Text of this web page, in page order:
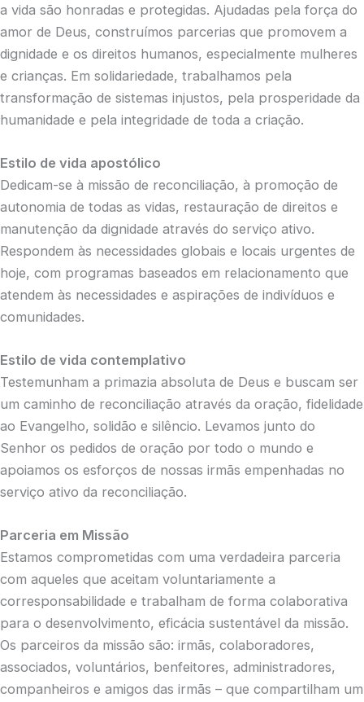
a vida são honradas e protegidas. Ajudadas pela força do
amor de Deus, construímos parcerias que promovem a
dignidade e os direitos humanos, especialmente mulheres
e crianças. Em solidariedade, trabalhamos pela
transformação de sistemas injustos, pela prosperidade da
humanidade e pela integridade de toda a criação.
Estilo de vida apostólico
Dedicam-se à missão de reconciliação, à promoção de
autonomia de todas as vidas, restauração de direitos e
manutenção da dignidade através do serviço ativo.
Respondem às necessidades globais e locais urgentes de
hoje, com programas baseados em relacionamento que
atendem às necessidades e aspirações de indivíduos e
comunidades.
Estilo de vida contemplativo
Testemunham a primazia absoluta de Deus e buscam ser
um caminho de reconciliação através da oração, fidelidade
ao Evangelho, solidão e silêncio. Levamos junto do
Senhor os pedidos de oração por todo o mundo e
apoiamos os esforços de nossas irmãs empenhadas no
serviço ativo da reconciliação.
Parceria em Missão
Estamos comprometidas com uma verdadeira parceria
com aqueles que aceitam voluntariamente a
corresponsabilidade e trabalham de forma colaborativa
para o desenvolvimento, eficácia sustentável da missão.
Os parceiros da missão são: irmãs, colaboradores,
associados, voluntários, benfeitores, administradores,
companheiros e amigos das irmãs – que compartilham um